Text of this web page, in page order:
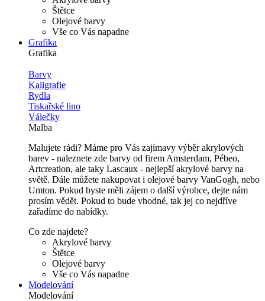
Štětce
Olejové barvy
Vše co Vás napadne
Grafika
Grafika
Barvy
Kaligrafie
Rydla
Tiskařské lino
Válečky
Malba
Malujete rádi? Máme pro Vás zajímavy výběr akrylových
barev - naleznete zde barvy od firem Amsterdam, Pébeo,
Artcreation, ale taky Lascaux - nejlepší akrylové barvy na
světě. Dále můžete nakupovat i olejové barvy VanGogh, nebo
Umton. Pokud byste měli zájem o další výrobce, dejte nám
prosím vědět. Pokud to bude vhodné, tak jej co nejdříve
zařadíme do nabídky.
Co zde najdete?
Akrylové barvy
Štětce
Olejové barvy
Vše co Vás napadne
Modelování
Modelování